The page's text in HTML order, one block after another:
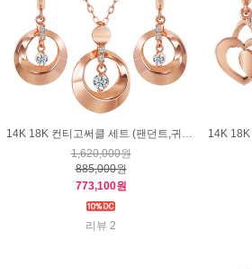
14K 18K 컨티고써클 세트 (팬던트,귀걸이)
1,620,000원
885,000원
773,100원
리뷰 2